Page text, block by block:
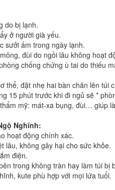
do bị lạnh.
ở người già yếu.
sưởi ấm trong ngày lạnh.
đùi do ngồi lâu không hoạt
chống chứng ù tai do thiếu
thể, đặt nhẹ hai bàn chân lên túi
15 phút trước khi đi ngủ sẽ *
mỹ: mát-xa bụng, đùi… giúp
Nghĩnh:
hoạt động chính xác.
lâu, không gây hại cho sức khỏe.
điện.
trong không tràn hay làm túi bị
kute phù hợp với mọi lứa tuổi.